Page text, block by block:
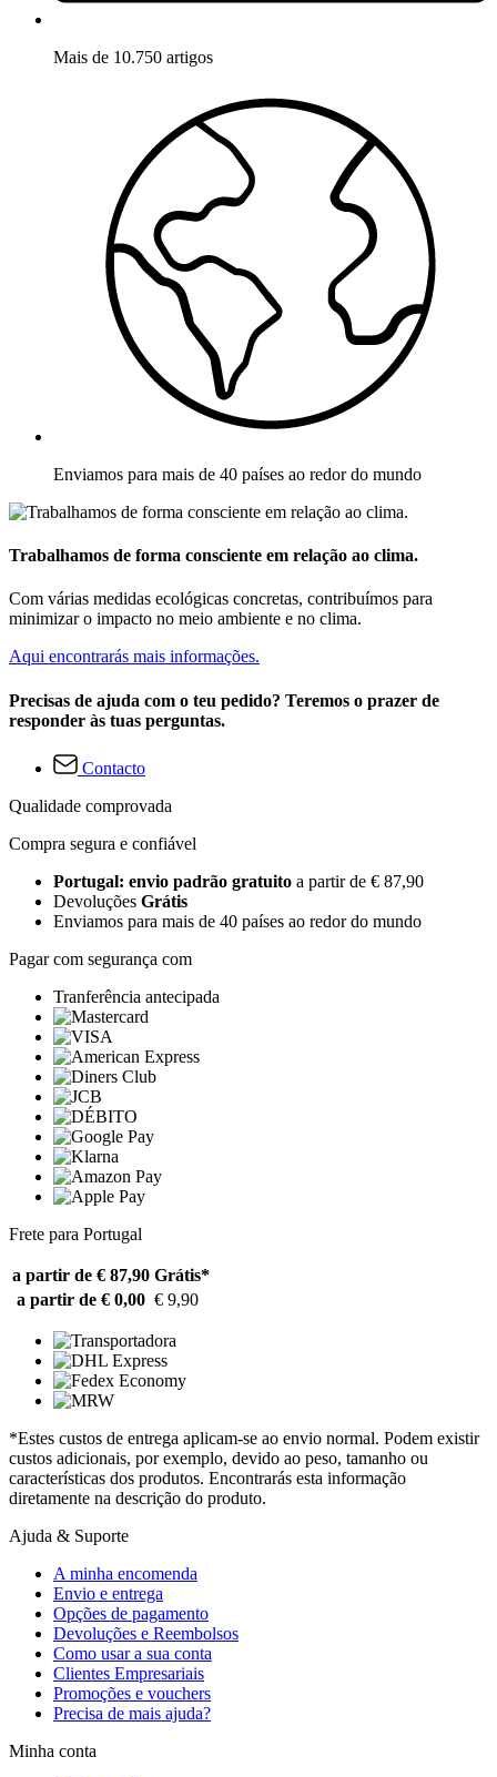
Mais de 10.750 artigos
Enviamos para mais de 40 países ao redor do mundo
Trabalhamos de forma consciente em relação ao clima.
Com várias medidas ecológicas concretas, contribuímos para
minimizar o impacto no meio ambiente e no clima.
Aqui encontrarás mais informações.
Precisas de ajuda com o teu pedido? Teremos o prazer de
responder às tuas perguntas.
Contacto
Qualidade comprovada
Compra segura e confiável
Portugal: envio padrão gratuito a partir de € 87,90
Devoluções Grátis
Enviamos para mais de 40 países ao redor do mundo
Pagar com segurança com
Tranferência antecipada
Frete para Portugal
a partir de € 87,90 Grátis*
a partir de € 0,00 € 9,90
*Estes custos de entrega aplicam-se ao envio normal. Podem existir
custos adicionais, por exemplo, devido ao peso, tamanho ou
características dos produtos. Encontrarás esta informação
diretamente na descrição do produto.
Ajuda & Suporte
A minha encomenda
Envio e entrega
Opções de pagamento
Devoluções e Reembolsos
Como usar a sua conta
Clientes Empresariais
Promoções e vouchers
Precisa de mais ajuda?
Minha conta